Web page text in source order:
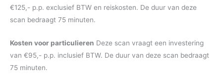
€125,- p.p. exclusief BTW en reiskosten. De duur van deze
scan bedraagt 75 minuten.
Kosten voor particulieren Deze scan vraagt een investering
van €95,- p.p. inclusief BTW. De duur van deze scan bedraagt
75 minuten.